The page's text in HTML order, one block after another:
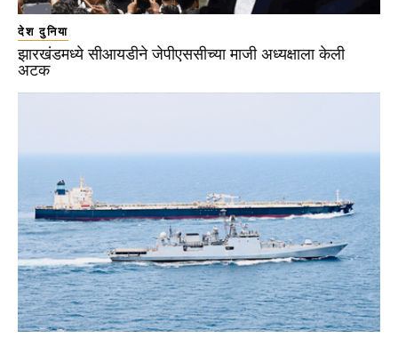
देश दुनिया
झारखंडमध्ये सीआयडीने जेपीएससीच्या माजी अध्यक्षाला केली
अटक